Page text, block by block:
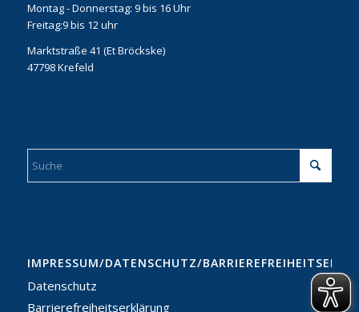
Montag - Donnerstag: 9 bis 16 Uhr
Freitag:9 bis 12 uhr
Marktstraße 41 (Et Bröckske)
47798 Krefeld
IMPRESSUM/DATENSCHUTZ/
Datenschutz
Barrierefreiheitserklärung